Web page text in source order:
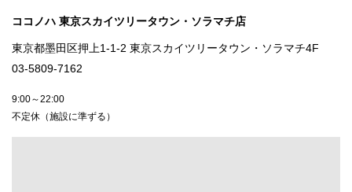
ココノハ 東京スカイツリータウン・ソラマチ店
東京都墨田区押上1-1-2 東京スカイツリータウン・ソラマチ4F
03-5809-7162
9:00～22:00
不定休（施設に準ずる）